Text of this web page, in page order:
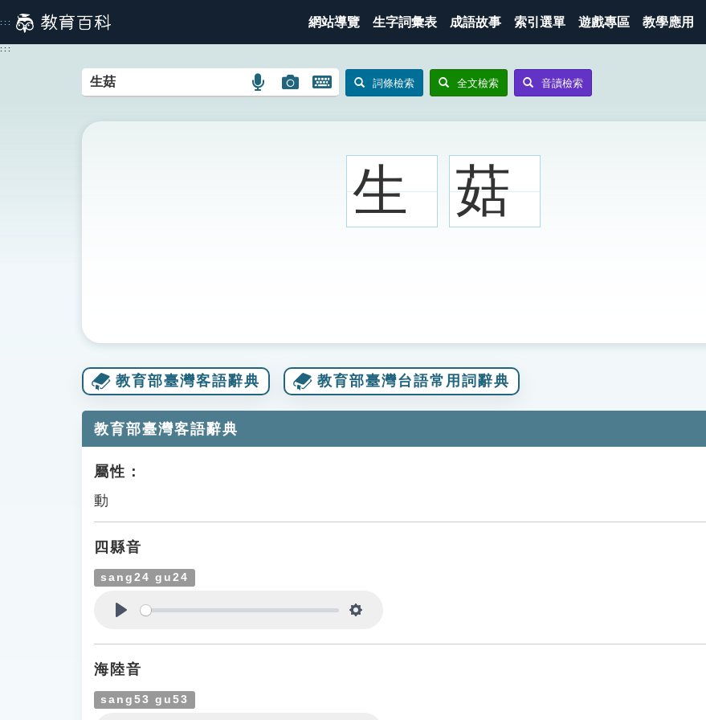
到
主
::: 網站導覽 生字詞彙表 成語故事 索引選單 遊戲專區 教學應用
:::
語
搜
圖
搜
開
鍵
詞條檢索 全文檢索 音讀檢索
生 菇
教育部臺灣客語辭典 教育部臺灣台語常用詞辭典
教育部臺灣客語辭典
屬性：
動
四縣音
sang24 gu24
海陸音
sang53 gu53